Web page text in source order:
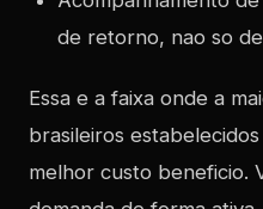
de retorno, nao so
Essa e a faixa onde a
brasileiros
melhor custo beneficio.